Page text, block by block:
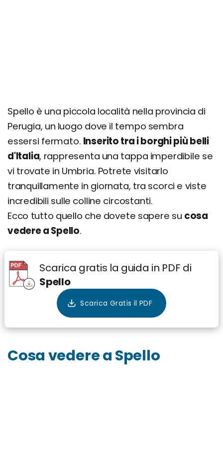
Spello è una piccola località nella provincia di
Perugia, un luogo dove il tempo sembra
essersi fermato. Inserito tra i borghi più belli
d'Italia, rappresenta una tappa imperdibile se
vi trovate in Umbria. Potrete visitarlo
tranquillamente in giornata, tra scorci e viste
incredibili sulle colline circostanti.
Ecco tutto quello che dovete sapere su cosa
vedere a Spello.
Scarica gratis la guida in PDF di
Spello
Cosa vedere a Spello